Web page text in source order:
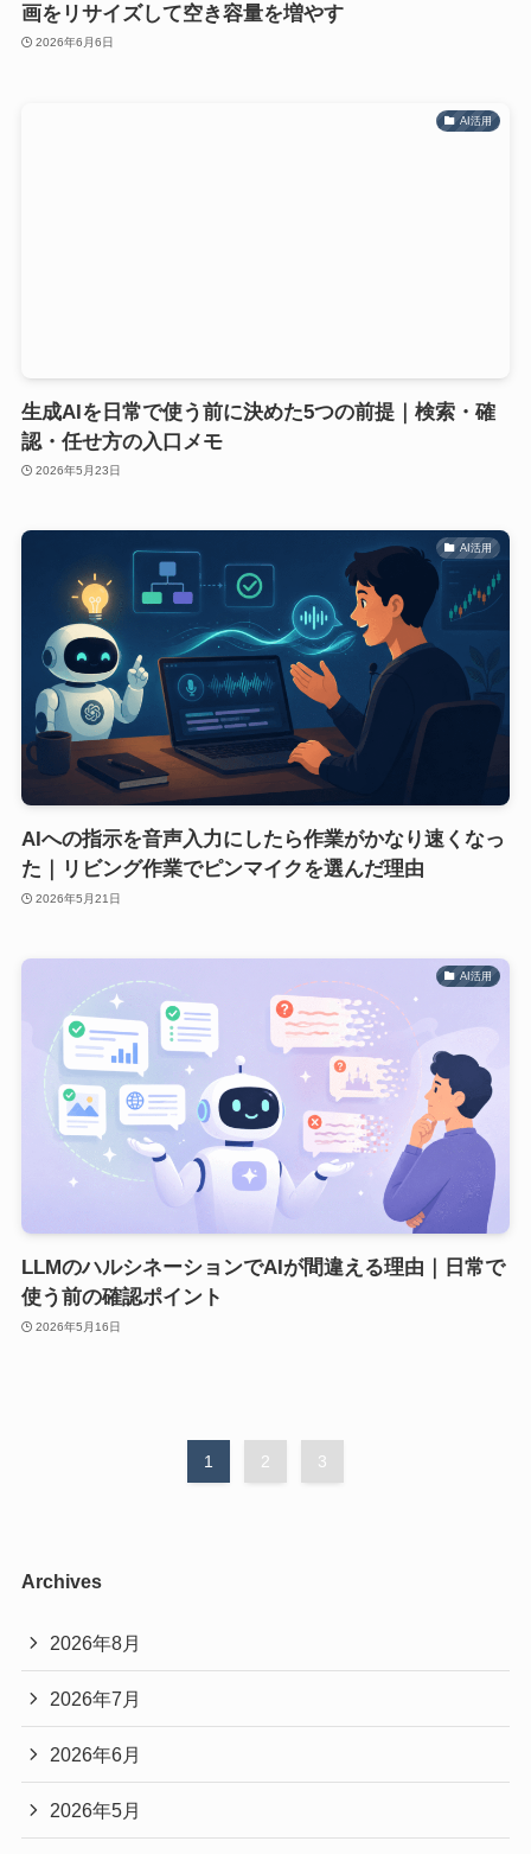
画をリサイズして空き容量を増やす
2026年6月6日
AI活用
生成AIを日常で使う前に決めた5つの前提｜検索・確
認・任せ方の入口メモ
2026年5月23日
AI活用
AIへの指示を音声入力にしたら作業がかなり速くなっ
た｜リビング作業でピンマイクを選んだ理由
2026年5月21日
AI活用
LLMのハルシネーションでAIが間違える理由｜日常で
使う前の確認ポイント
2026年5月16日
1 2 3
Archives
2026年8月
2026年7月
2026年6月
2026年5月